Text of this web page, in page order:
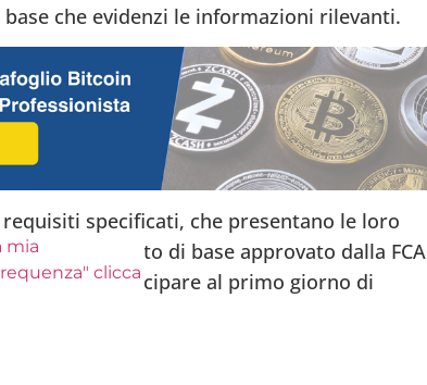
che evidenzi le informazioni rilevanti.
specificati, che presentano le loro
loro prospetto di base approvato dalla FCA
partecipare al primo giorno di
mia
clicca